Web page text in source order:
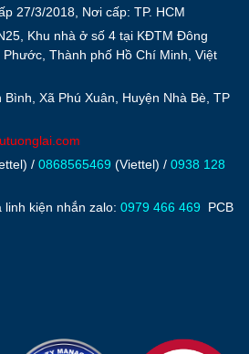
27/3/2018, Nơi cấp: TP. HCM
Khu nhà ở số 4 tại KĐTM Đông
Thành phố Hồ Chí Minh, Việt
Xã Phú Xuân, Huyện Nhà Bè, TP
/ 0868565469 (Viettel) / 0938 128
kiện nhắn zalo: 0979 466 469
PCB